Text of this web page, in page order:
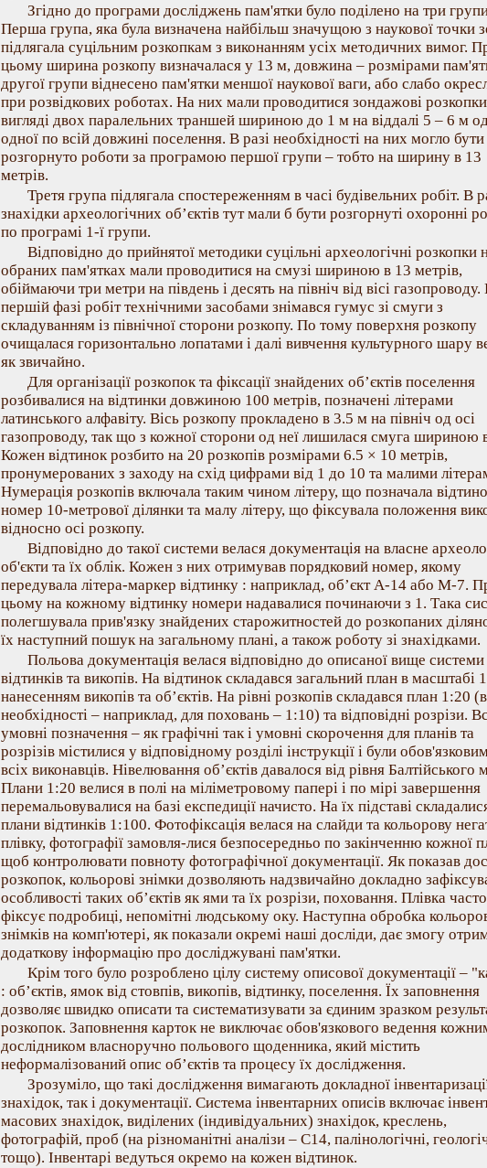
Згiдно до програми дослiджень пам'ятки було подiлено на три
Перша група, яка була визначена найбiльш значущою з наукової точки
пiдлягала суцiльним розкопкам з виконанням усiх методичних вимог.
цьому ширина розкопу визначалася у 13 м, довжина – розмiрами
другої групи вiднесено пам'ятки меншої наукової ваги, або слабо
при розвiдкових роботах. На них мали проводитися зондажовi
виглядi двох паралельних траншей шириною до 1 м на вiддалi 5 – 6 м
одної по всiй довжинi поселення. В разi необхiдностi на них могло бути
розгорнуто роботи за програмою першої групи – тобто на ширину в 13
метрiв.
Третя група пiдлягала спостереженням в часi будiвельних робiт. В
знахiдки археологiчних об’єктiв тут мали б бути розгорнутi охороннi
по програмi 1-ї групи.
Вiдповiдно до прийнятої методики суцiльнi археологiчнi розкопки
обраних пам'ятках мали проводитися на смузi шириною в 13 метрiв,
обiймаючи три метри на пiвдень i десять на пiвнiч вiд вiсi газопроводу.
першiй фазi робiт технiчними засобами знiмався гумус зi смуги з
складуванням iз пiвнiчної сторони розкопу. По тому поверхня розкопу
очищалася горизонтально лопатами i далi вивчення культурного шару
як звичайно.
Для органiзацiї розкопок та фiксацiї знайдених об’єктiв поселення
розбивалися на вiдтинки довжиною 100 метрiв, позначенi лiтерами
латинського алфавiту. Вiсь розкопу прокладено в 3.5 м на пiвнiч од осi
газопроводу, так що з кожної сторони од неї лишилася смуга шириною
Кожен вiдтинок розбито на 20 розкопiв розмiрами 6.5 × 10 метрiв,
пронумерованих з заходу на схiд цифрами вiд 1 до 10 та малими
Нумерацiя розкопiв включала таким чином лiтеру, що позначала
номер 10-метрової дiлянки та малу лiтеру, що фiксувала положення
вiдносно осi розкопу.
Вiдповiдно до такої системи велася документацiя на власне
об'єкти та їх облiк. Кожен з них отримував порядковий номер, якому
передувала лiтера-маркер вiдтинку : наприклад, об’єкт А-14 або М-7.
цьому на кожному вiдтинку номери надавалися починаючи з 1. Така
полегшувала прив'язку знайдених старожитностей до розкопаних
їх наступний пошук на загальному планi, а також роботу зi знахiдками.
Польова документацiя велася вiдповiдно до описаної вище системи
вiдтинкiв та викопiв. На вiдтинок складався загальний план в масштабi
нанесенням викопiв та об’єктiв. На рiвнi розкопiв складався план 1:20
необхiдностi – наприклад, для поховань – 1:10) та вiдповiднi розрiзи.
умовнi позначення – як графiчнi так i умовнi скорочення для планiв та
розрiзiв мiстилися у вiдповiдному роздiлi iнструкцiї i були
всiх виконавцiв. Нiвелювання об’єктiв давалося вiд рiвня Балтiйського
Плани 1:20 велися в полi на мiлiметровому паперi i по мiрi завершення
перемальовувалися на базi експедицiї начисто. На їх пiдставi
плани вiдтинкiв 1:100. Фотофiксацiя велася на слайди та кольорову
плiвку, фотографiї замовля-лися безпосередньо по закiнченню кожної
щоб контролювати повноту фотографiчної документацiї. Як показав
розкопок, кольоровi знiмки дозволяють надзвичайно докладно
особливостi таких об’єктiв як ями та їх розрiзи, поховання. Плiвка часто
фiксує подробицi, непомiтнi людському оку. Наступна обробка
знiмкiв на комп'ютерi, як показали окремi нашi дослiди, дає змогу
додаткову iнформацiю про дослiджуванi пам'ятки.
Крiм того було розроблено цiлу систему описової документацiї –
: об’єктiв, ямок вiд стовпiв, викопiв, вiдтинку, поселення. Їх заповнення
дозволяє швидко описати та систематизувати за єдиним зразком
розкопок. Заповнення карток не виключає обов'язкового ведення
дослiдником власноручно польового щоденника, який мiстить
неформалiзований опис об’єктiв та процесу їх дослiдження.
Зрозумiло, що такi дослiдження вимагають докладної
знахiдок, так i документацiї. Система iнвентарних описiв включає
масових знахiдок, видiлених (iндивiдуальних) знахiдок, креслень,
фотографiй, проб (на рiзноманiтнi аналiзи – С14, палiнологiчнi,
тощо). Iнвентарi ведуться окремо на кожен вiдтинок.